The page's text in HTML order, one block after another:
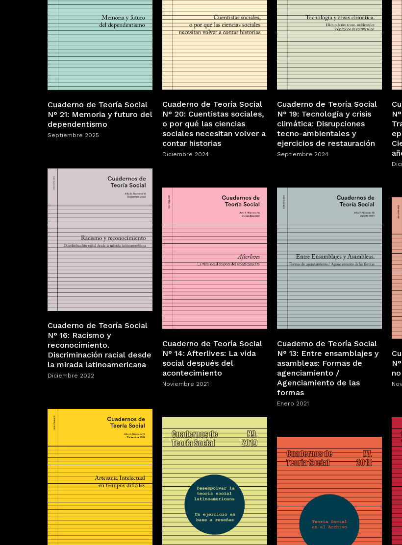
Cuaderno de Teoría Social
N° 21: Memoria y futuro del
dependentismo
Septiembre 2025
Cuaderno de Teoría Social
N° 20: Cuentistas sociales,
o por qué las ciencias
sociales necesitan volver a
contar historias
Diciembre 2024
Cuaderno de Teoría Social
N° 19: Tecnología y crisis
climática: Disrupciones
tecno-ambientales y
ejercicios de restauración
Septiembre 2024
Cuaderno de Teoría Social
N° 16: Racismo y
reconocimiento.
Discriminación racial desde
la mirada latinoamericana
Diciembre 2022
Cuaderno de Teoría Social
N° 14: Afterlives: La vida
social después del
acontecimiento
Noviembre 2021
Cuaderno de Teoría Social
N° 13: Entre ensamblajes y
asambleas: Formas de
agenciamiento /
Agenciamiento de las
formas
Enero 2021